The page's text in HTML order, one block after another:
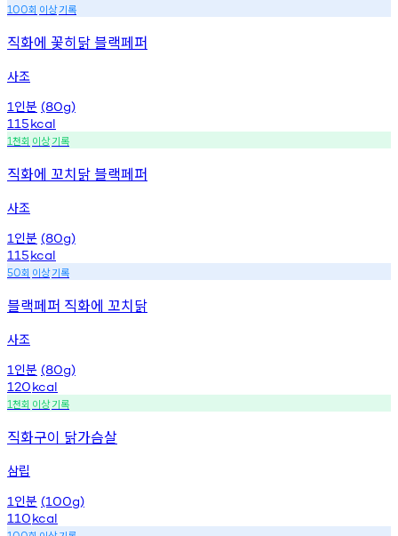
100회 이상기록
직화에 꽃히닭 블랙페퍼
사조
1 인분 (80g)
115kcal
1천회 이상기록
직화에 꼬치닭 블랙페퍼
사조
1 인분 (80g)
115kcal
50회 이상기록
블랙페퍼 직화에 꼬치닭
사조
1 인분 (80g)
120kcal
1천회 이상기록
직화구이 닭가슴살
삼립
1 인분 (100g)
110kcal